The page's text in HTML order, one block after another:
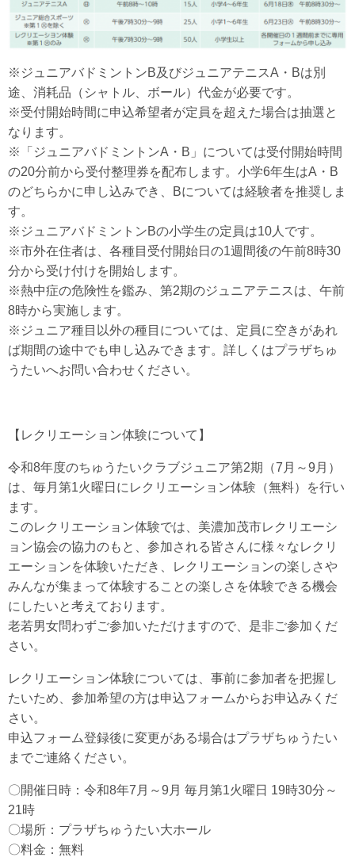
※ジュニアバドミントンB及びジュニアテニスA・Bは別
途、消耗品（シャトル、ボール）代金が必要です。
※受付開始時間に申込希望者が定員を超えた場合は抽選と
なります。
※「ジュニアバドミントンA・B」については受付開始時間
の20分前から受付整理券を配布します。小学6年生はA・B
のどちらかに申し込みでき、Bについては経験者を推奨しま
す。
※ジュニアバドミントンBの小学生の定員は10人です。
※市外在住者は、各種目受付開始日の1週間後の午前8時30
分から受け付けを開始します。
※熱中症の危険性を鑑み、第2期のジュニアテニスは、午前
8時から実施します。
※ジュニア種目以外の種目については、定員に空きがあれ
ば期間の途中でも申し込みできます。詳しくはプラザちゅ
うたいへお問い合わせください。
【レクリエーション体験について】
令和8年度のちゅうたいクラブジュニア第2期（7月～9月）
は、毎月第1火曜日にレクリエーション体験（無料）を行い
ます。
このレクリエーション体験では、美濃加茂市レクリエーシ
ョン協会の協力のもと、参加される皆さんに様々なレクリ
エーションを体験いただき、レクリエーションの楽しさや
みんなが集まって体験することの楽しさを体験できる機会
にしたいと考えております。
老若男女問わずご参加いただけますので、是非ご参加くだ
さい。
レクリエーション体験については、事前に参加者を把握し
たいため、参加希望の方は申込フォームからお申込みくだ
さい。
申込フォーム登録後に変更がある場合はプラザちゅうたい
までご連絡ください。
〇開催日時：令和8年7月～9月 毎月第1火曜日 19時30分～
21時
〇場所：プラザちゅうたい大ホール
〇料金：無料